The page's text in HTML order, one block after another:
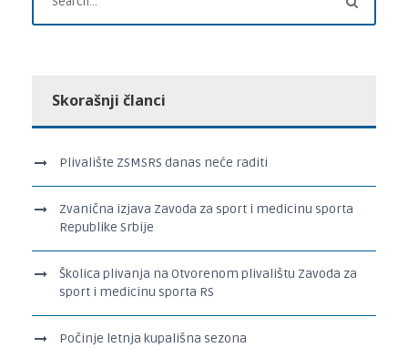
Skorašnji članci
Plivalište ZSMSRS danas neće raditi
Zvanična izjava Zavoda za sport i medicinu sporta
Republike Srbije
Školica plivanja na Otvorenom plivalištu Zavoda za
sport i medicinu sporta RS
Počinje letnja kupališna sezona